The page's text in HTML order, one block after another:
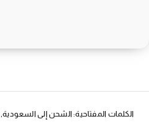
الكلمات المفتاحية: الشحن إلى السعودية,